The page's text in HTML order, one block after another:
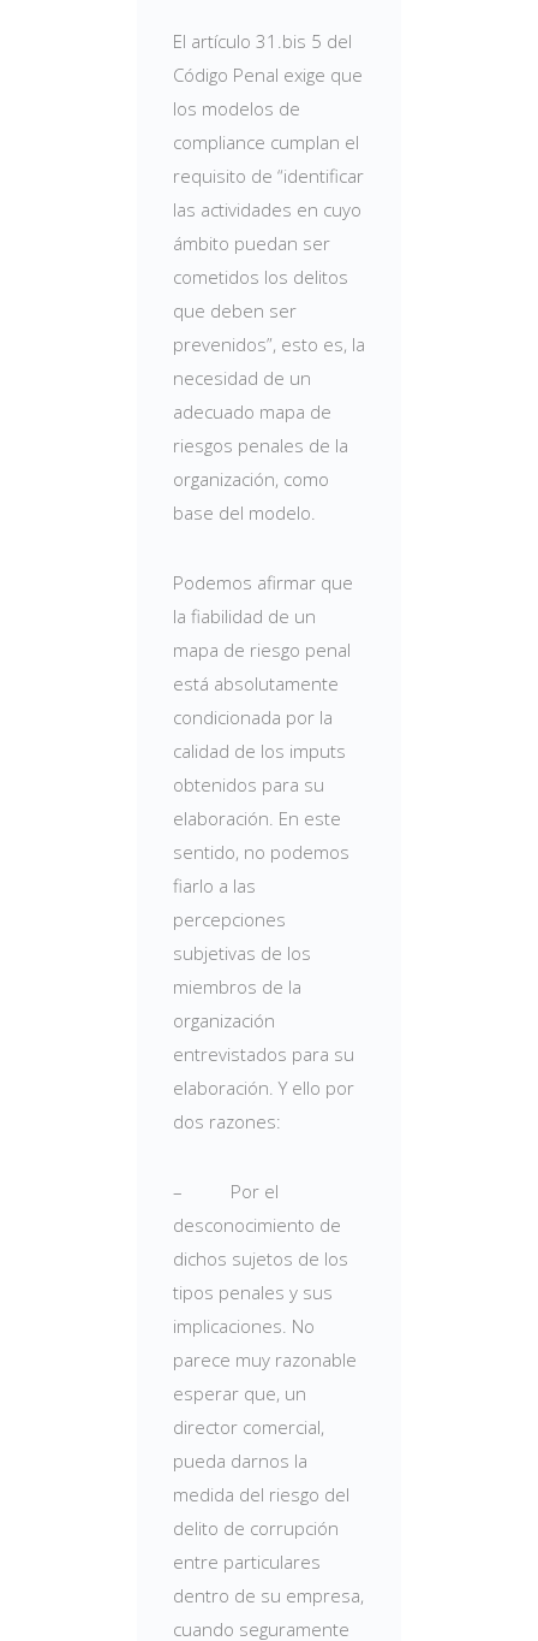
El artículo 31.bis 5 del
Código Penal exige que
los modelos de
compliance cumplan el
requisito de “identificar
las actividades en cuyo
ámbito puedan ser
cometidos los delitos
que deben ser
prevenidos”, esto es, la
necesidad de un
adecuado mapa de
riesgos penales de la
organización, como
base del modelo.
Podemos afirmar que
la fiabilidad de un
mapa de riesgo penal
está absolutamente
condicionada por la
calidad de los imputs
obtenidos para su
elaboración. En este
sentido, no podemos
fiarlo a las
percepciones
subjetivas de los
miembros de la
organización
entrevistados para su
elaboración. Y ello por
dos razones:
– Por el
desconocimiento de
dichos sujetos de los
tipos penales y sus
implicaciones. No
parece muy razonable
esperar que, un
director comercial,
pueda darnos la
medida del riesgo del
delito de corrupción
entre particulares
dentro de su empresa,
cuando seguramente